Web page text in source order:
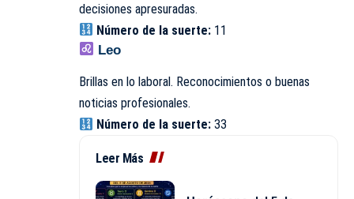
decisiones apresuradas.
Número de la suerte: 11
Leo
Brillas en lo laboral. Reconocimientos o buenas
noticias profesionales.
Número de la suerte: 33
Leer Más